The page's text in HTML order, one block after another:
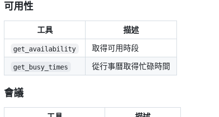
可用性
工具 描述
get_availability 取得可用時段
get_busy_times 從行事曆取得忙碌時間
會議